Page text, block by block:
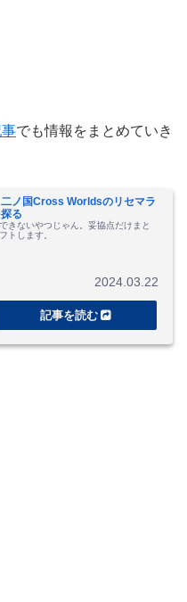
でも情報をまとめていき
二ノ国Cross Worldsのリセマラ
る
きないやつじゃん。妥協点だけまと
トします。
2024.03.22